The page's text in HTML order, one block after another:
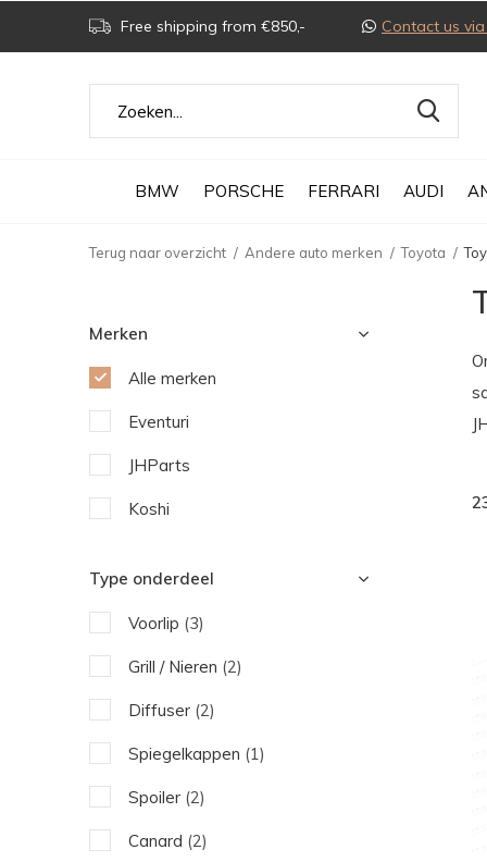
BMW PORSCHE FERRARI AUDI
Free shipping from €850,- Contact us
Terug naar overzicht Andere auto merken Toyota
Merken
Alle merken
Eventuri
JHParts
Koshi
Type onderdeel
Voorlip (3)
Grill / Nieren (2)
Diffuser (2)
Spiegelkappen (1)
Spoiler (2)
Canard (2)